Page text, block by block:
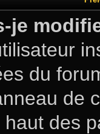
je
du
de
des